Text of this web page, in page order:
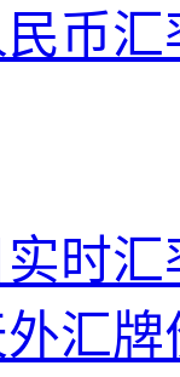
币汇
时汇
汇牌